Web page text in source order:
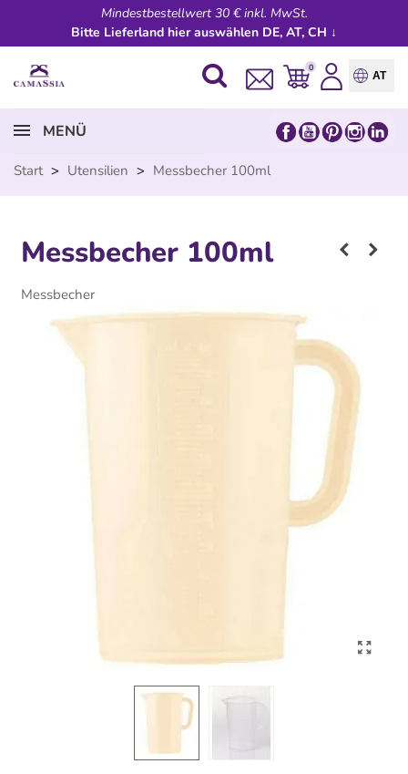
Mindestbestellwert 30 € inkl. MwSt.
Bitte Lieferland hier auswählen DE, AT, CH ↓
0
AT
MENÜ
Start > Utensilien > Messbecher 100ml
Messbecher 100ml
Messbecher